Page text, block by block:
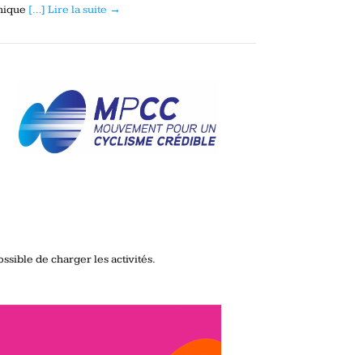
[…] Lire la suite →
de charger les activités.